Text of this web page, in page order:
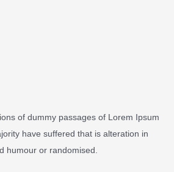
of dummy passages of Lorem Ipsum
have suffered that is alteration in
humour or randomised.